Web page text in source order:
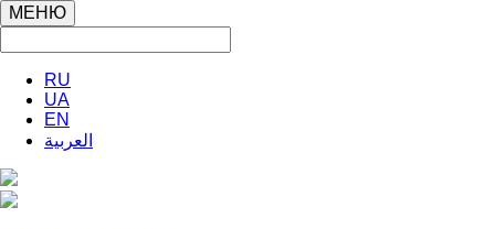
МЕНЮ
RU
UA
EN
العربية